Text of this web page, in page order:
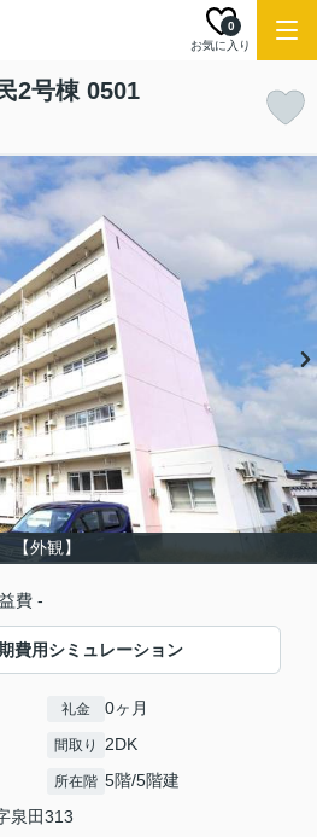
お気に入り
0
2号棟 0501
【外観】
費 -
費用シミュレーション
礼金 0ヶ月
間取り 2DK
所在階 5階/5階建
泉田313